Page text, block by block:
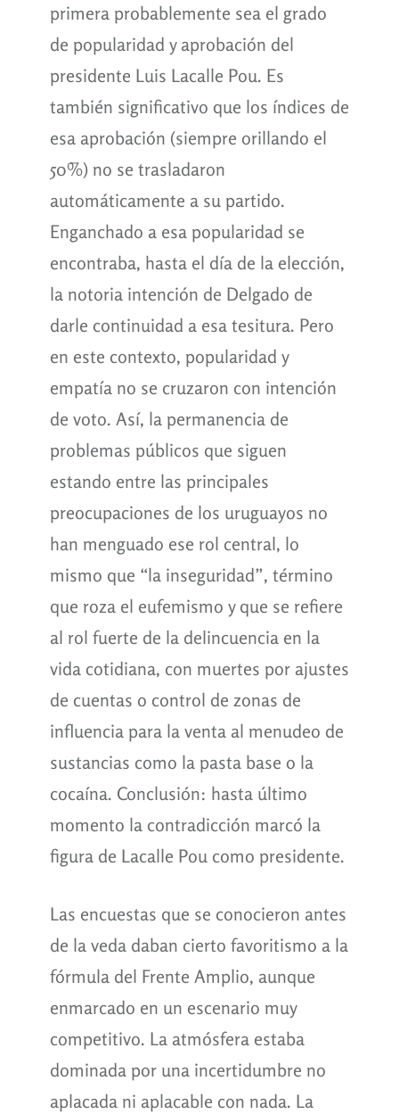
primera probablemente sea el grado
de popularidad y aprobación del
presidente Luis Lacalle Pou. Es
también significativo que los índices de
esa aprobación (siempre orillando el
50%) no se trasladaron
automáticamente a su partido.
Enganchado a esa popularidad se
encontraba, hasta el día de la elección,
la notoria intención de Delgado de
darle continuidad a esa tesitura. Pero
en este contexto, popularidad y
empatía no se cruzaron con intención
de voto. Así, la permanencia de
problemas públicos que siguen
estando entre las principales
preocupaciones de los uruguayos no
han menguado ese rol central, lo
mismo que “la inseguridad”, término
que roza el eufemismo y que se refiere
al rol fuerte de la delincuencia en la
vida cotidiana, con muertes por ajustes
de cuentas o control de zonas de
influencia para la venta al menudeo de
sustancias como la pasta base o la
cocaína. Conclusión: hasta último
momento la contradicción marcó la
figura de Lacalle Pou como presidente.
Las encuestas que se conocieron antes
de la veda daban cierto favoritismo a la
fórmula del Frente Amplio, aunque
enmarcado en un escenario muy
competitivo. La atmósfera estaba
dominada por una incertidumbre no
aplacada ni aplacable con nada. La